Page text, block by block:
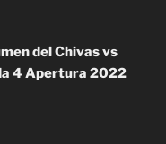
del Chivas vs
4 Apertura 2022